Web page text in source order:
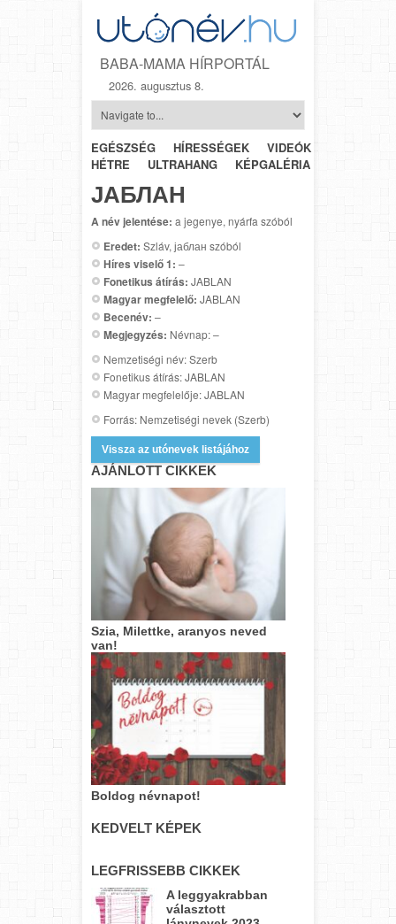
BABA-MAMA HÍRPORTÁL
2026. augusztus 8.
EGÉSZSÉG HÍRESSÉGEK VIDEÓK
HÉTRŐL-
HÉTRE
ULTRAHANG KÉPGALÉRIA
ЈАБЛАН
A név jelentése: a jegenye, nyárfa szóból
Eredet: Szláv, јаблан szóból
Híres viselő 1: –
Fonetikus átírás: JABLAN
Magyar megfelelő: JABLAN
Becenév: –
Megjegyzés: Névnap: –
Nemzetiségi név: Szerb
Fonetikus átírás: JABLAN
Magyar megfelelője: JABLAN
Forrás: Nemzetiségi nevek (Szerb)
Vissza az utónevek listájához
AJÁNLOTT CIKKEK
Szia, Milettke, aranyos neved
van!
Boldog névnapot!
KEDVELT KÉPEK
LEGFRISSEBB CIKKEK
A leggyakrabban
választott